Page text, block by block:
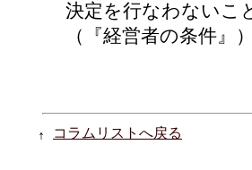
決定を行なわないこ
（『経営者の条件』
コラムリストへ戻る